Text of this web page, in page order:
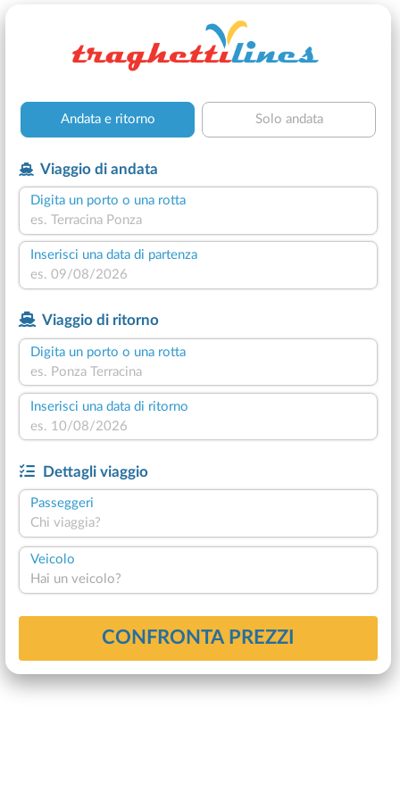
Andata e ritorno Solo andata
Viaggio di andata
Digita un porto o una rotta
Inserisci una data di partenza
Viaggio di ritorno
Digita un porto o una rotta
Inserisci una data di ritorno
Dettagli viaggio
Passeggeri
Chi viaggia?
Veicolo
Hai un veicolo?
CONFRONTA PREZZI